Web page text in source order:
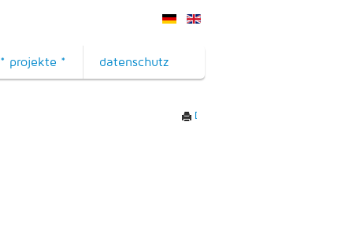
* projekte * datenschutz
Drucken